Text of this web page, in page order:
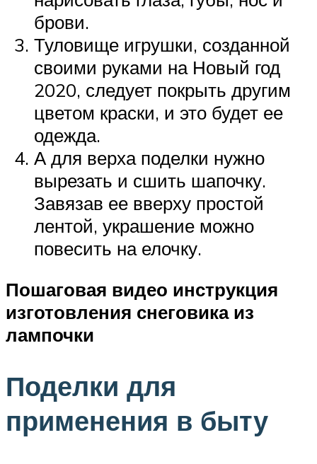
брови.
Туловище игрушки, созданной
своими руками на Новый год
2020, следует покрыть другим
цветом краски, и это будет ее
одежда.
А для верха поделки нужно
вырезать и сшить шапочку.
Завязав ее вверху простой
лентой, украшение можно
повесить на елочку.
Пошаговая видео инструкция
изготовления снеговика из
лампочки
Поделки для
применения в быту